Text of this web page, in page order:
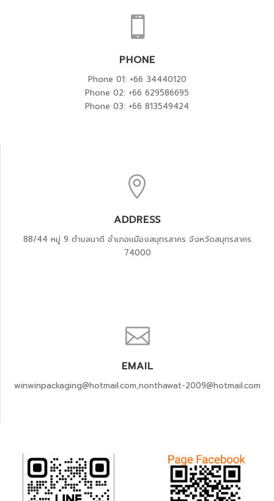
PHONE
Phone 01: +66 34440120
Phone 02: +66 629586695
Phone 03: +66 813549424
ADDRESS
88/44 หมู่ 9 ตำบลนาดี อำเภอเเมืองสมุทรสาคร จังหวัดสมุทรสาคร
74000
EMAIL
winwinpackaging@hotmail.com,nonthawat-2009@hotmail.com